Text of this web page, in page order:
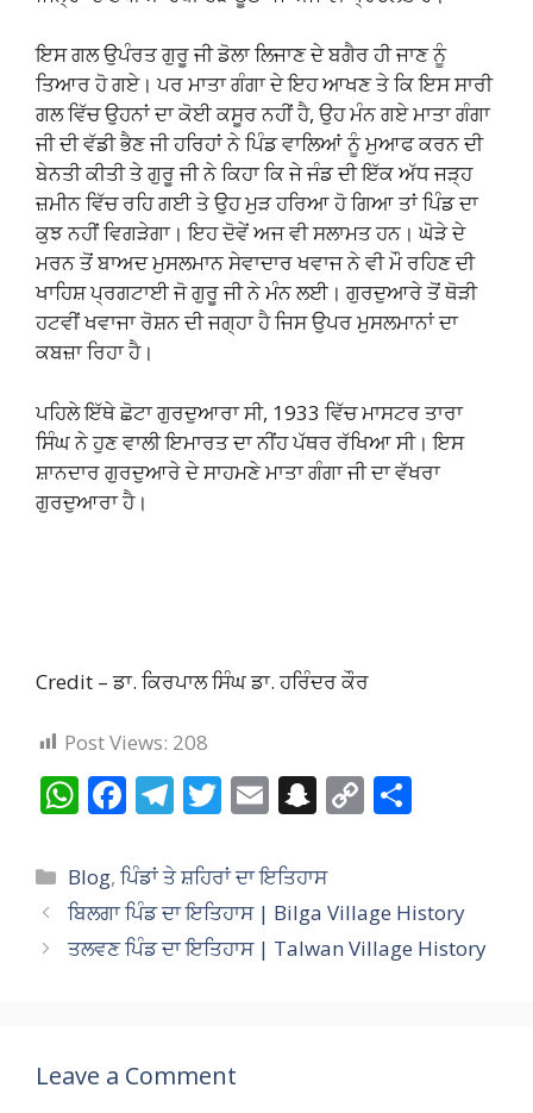
ਇਸ ਗਲ ਉਪੰਰਤ ਗੁਰੂ ਜੀ ਡੋਲਾ ਲਿਜਾਣ ਦੇ ਬਗੈਰ ਹੀ ਜਾਣ ਨੂੰ
ਤਿਆਰ ਹੋ ਗਏ। ਪਰ ਮਾਤਾ ਗੰਗਾ ਦੇ ਇਹ ਆਖਣ ਤੇ ਕਿ ਇਸ ਸਾਰੀ
ਗਲ ਵਿੱਚ ਉਹਨਾਂ ਦਾ ਕੋਈ ਕਸੂਰ ਨਹੀਂ ਹੈ, ਉਹ ਮੰਨ ਗਏ ਮਾਤਾ ਗੰਗਾ
ਜੀ ਦੀ ਵੱਡੀ ਭੈਣ ਜੀ ਹਰਿਹਾਂ ਨੇ ਪਿੰਡ ਵਾਲਿਆਂ ਨੂੰ ਮੁਆਫ ਕਰਨ ਦੀ
ਬੇਨਤੀ ਕੀਤੀ ਤੇ ਗੁਰੂ ਜੀ ਨੇ ਕਿਹਾ ਕਿ ਜੇ ਜੰਡ ਦੀ ਇੱਕ ਅੱਧ ਜੜ੍ਹ
ਜ਼ਮੀਨ ਵਿੱਚ ਰਹਿ ਗਈ ਤੇ ਉਹ ਮੁੜ ਹਰਿਆ ਹੋ ਗਿਆ ਤਾਂ ਪਿੰਡ ਦਾ
ਕੁਝ ਨਹੀਂ ਵਿਗੜੇਗਾ। ਇਹ ਦੋਵੇਂ ਅਜ ਵੀ ਸਲਾਮਤ ਹਨ। ਘੋੜੇ ਦੇ
ਮਰਨ ਤੋਂ ਬਾਅਦ ਮੁਸਲਮਾਨ ਸੇਵਾਦਾਰ ਖਵਾਜ ਨੇ ਵੀ ਮੌ ਰਹਿਣ ਦੀ
ਖਾਹਿਸ਼ ਪ੍ਰਗਟਾਈ ਜੋ ਗੁਰੂ ਜੀ ਨੇ ਮੰਨ ਲਈ। ਗੁਰਦੁਆਰੇ ਤੋਂ ਥੋੜੀ
ਹਟਵੀਂ ਖਵਾਜਾ ਰੋਸ਼ਨ ਦੀ ਜਗ੍ਹਾ ਹੈ ਜਿਸ ਉਪਰ ਮੁਸਲਮਾਨਾਂ ਦਾ
ਕਬਜ਼ਾ ਰਿਹਾ ਹੈ।
ਪਹਿਲੇ ਇੱਥੇ ਛੋਟਾ ਗੁਰਦੁਆਰਾ ਸੀ, 1933 ਵਿੱਚ ਮਾਸਟਰ ਤਾਰਾ
ਸਿੰਘ ਨੇ ਹੁਣ ਵਾਲੀ ਇਮਾਰਤ ਦਾ ਨੀਂਹ ਪੱਥਰ ਰੱਖਿਆ ਸੀ। ਇਸ
ਸ਼ਾਨਦਾਰ ਗੁਰਦੁਆਰੇ ਦੇ ਸਾਹਮਣੇ ਮਾਤਾ ਗੰਗਾ ਜੀ ਦਾ ਵੱਖਰਾ
ਗੁਰਦੁਆਰਾ ਹੈ।
Credit – ਡਾ. ਕਿਰਪਾਲ ਸਿੰਘ ਡਾ. ਹਰਿੰਦਰ ਕੌਰ
Post Views: 208
W
h
at
s
A
F
ac
e
b
o
T
el
e
gr
a
T
w
itt
er
E
m
ai
l
S
n
a
p
c
C
o
y
Li
e
Categories
Blog,ਪਿੰਡਾਂ ਤੇ ਸ਼ਹਿਰਾਂ ਦਾ ਇਤਿਹਾਸ
ਬਿਲਗਾ ਪਿੰਡ ਦਾ ਇਤਿਹਾਸ | Bilga Village History
ਤਲਵਣ ਪਿੰਡ ਦਾ ਇਤਿਹਾਸ | Talwan Village History
Leave a Comment